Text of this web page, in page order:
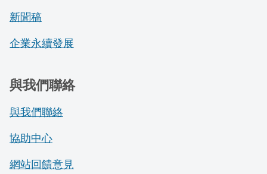
新聞稿
企業永續發展
與我們聯絡
與我們聯絡
協助中心
網站回饋意見